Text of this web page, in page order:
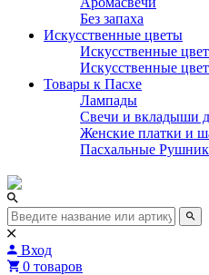
Без запаха
Искусственные цветы
Искусственные
Искусственные
Товары к Пасхе
Лампады
Свечи и вкладыши
Женские платки и
Пасхальные
Вход
0 товаров